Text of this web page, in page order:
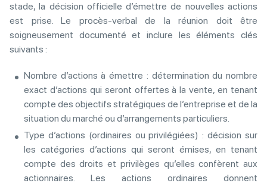
stade, la décision officielle d’émettre de nouvelles actions
est prise. Le procès-verbal de la réunion doit être
soigneusement documenté et inclure les éléments clés
suivants :
Nombre d’actions à émettre : détermination du nombre
exact d’actions qui seront offertes à la vente, en tenant
compte des objectifs stratégiques de l’entreprise et de la
situation du marché ou d’arrangements particuliers.
Type d’actions (ordinaires ou privilégiées) : décision sur
les catégories d’actions qui seront émises, en tenant
compte des droits et privilèges qu’elles confèrent aux
actionnaires. Les actions ordinaires donnent